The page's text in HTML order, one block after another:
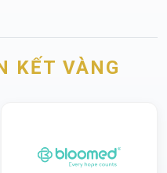
KẾT VÀNG